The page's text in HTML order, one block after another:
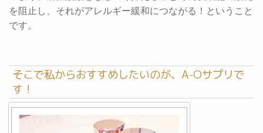
を阻止し、それがアレルギー緩和につながる！ということ
です。
そこで私からおすすめしたいのが、A-Oサプリで
す！